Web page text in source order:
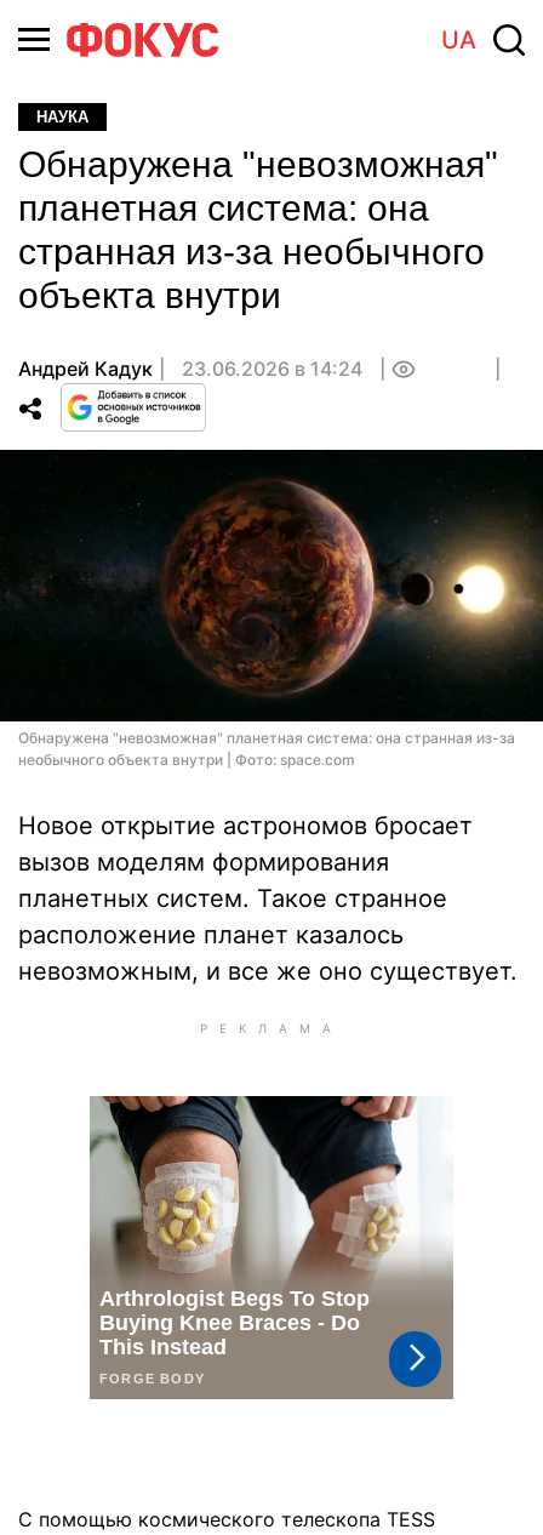
UA
НАУКА
Обнаружена "невозможная"
планетная система: она
странная из-за необычного
объекта внутри
Андрей Кадук 23.06.2026 в 14:24
Обнаружена "невозможная" планетная система: она странная из-за
необычного объекта внутри | Фото: space.com
Новое открытие астрономов бросает
вызов моделям формирования
планетных систем. Такое странное
расположение планет казалось
невозможным, и все же оно существует.
С помощью космического телескопа TESS